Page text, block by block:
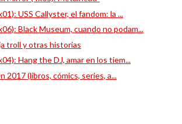
USS Callyster, el fandom: la ...
Black Museum, cuando no podam...
troll y otras historias
Hang the DJ, amar en los tiem...
2017 (libros, cómics, series, a...